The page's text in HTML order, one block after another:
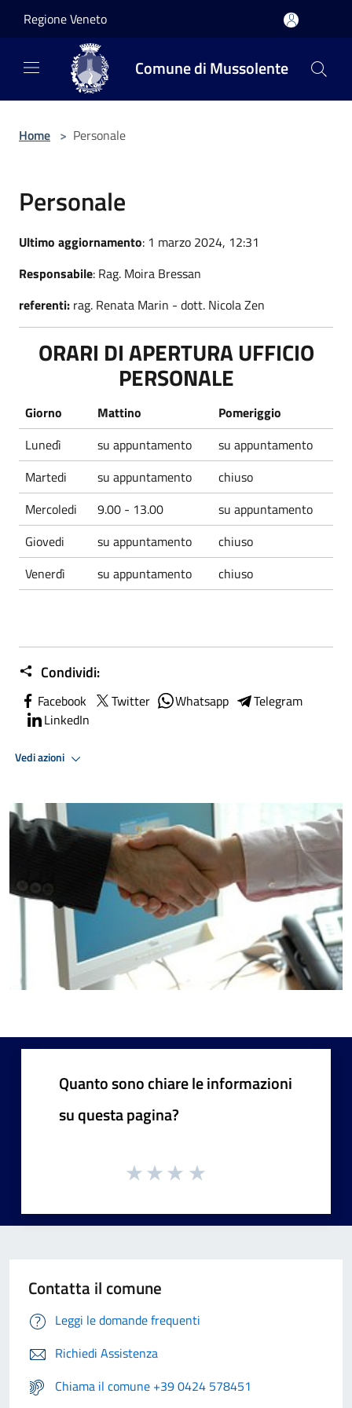
Regione Veneto
Comune di Mussolente
Home > Personale
Personale
Ultimo aggiornamento: 1 marzo 2024, 12:31
Responsabile: Rag. Moira Bressan
referenti: rag. Renata Marin - dott. Nicola Zen
ORARI DI APERTURA UFFICIO
PERSONALE
Giorno Mattino
Pomeriggio
Lunedì
su appuntamento
su appuntamento
Martedi
su appuntamento
chiuso
Mercoledi
9.00 - 13.00
su appuntamento
Giovedi
su appuntamento
chiuso
Venerdì
su appuntamento chiuso
Condividi:
Facebook Twitter Whatsapp
Telegram
LinkedIn
Vedi azioni
Quanto sono chiare le informazioni
su questa pagina?
Contatta il comune
Leggi le domande frequenti
Richiedi Assistenza
Chiama il comune +39 0424 578451